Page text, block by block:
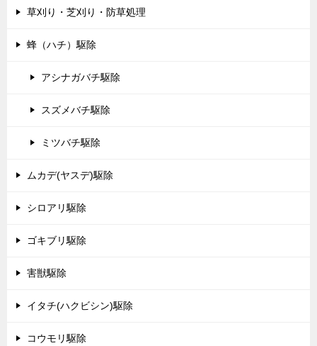
草刈り・芝刈り・防草処理
蜂（ハチ）駆除
アシナガバチ駆除
スズメバチ駆除
ミツバチ駆除
ムカデ(ヤスデ)駆除
シロアリ駆除
ゴキブリ駆除
害獣駆除
イタチ(ハクビシン)駆除
コウモリ駆除